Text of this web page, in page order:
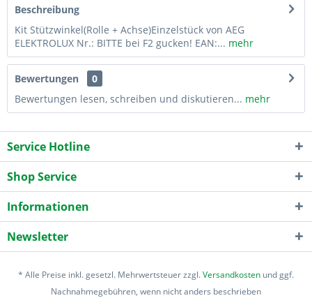
Beschreibung
Kit Stützwinkel(Rolle + Achse)Einzelstück von AEG
ELEKTROLUX Nr.: BITTE bei F2 gucken! EAN:... mehr
Bewertungen
0
Bewertungen lesen, schreiben und diskutieren... mehr
Service Hotline
Shop Service
Informationen
Newsletter
* Alle Preise inkl. gesetzl. Mehrwertsteuer zzgl.Versandkosten und ggf.
Nachnahmegebühren, wenn nicht anders beschrieben